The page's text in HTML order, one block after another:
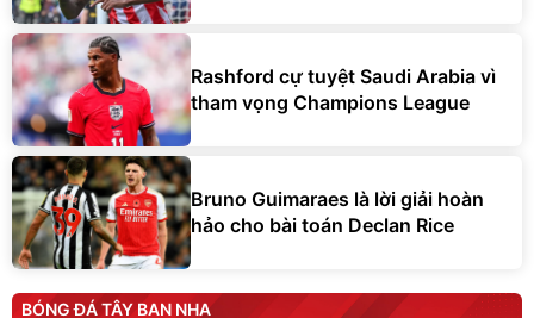
Rashford cự tuyệt Saudi Arabia vì
tham vọng Champions League
Bruno Guimaraes là lời giải hoàn
hảo cho bài toán Declan Rice
BÓNG ĐÁ TÂY BAN NHA